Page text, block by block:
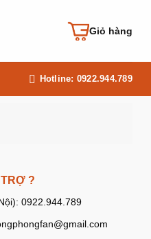
Giỏ hàng
Hotline: 0922.944.789
?
0922.944.789